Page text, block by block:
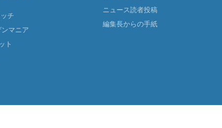
チ
マニア
ト
ニュース読者投稿
編集長からの手紙